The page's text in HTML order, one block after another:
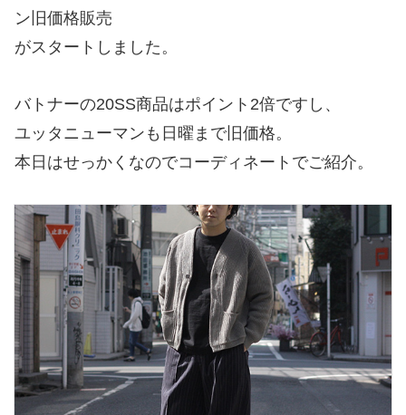
ン旧価格販売
がスタートしました。
バトナーの20SS商品はポイント2倍ですし、
ユッタニューマンも日曜まで旧価格。
本日はせっかくなのでコーディネートでご紹介。